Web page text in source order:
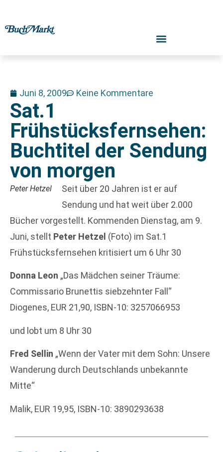
Juni 8, 2009 Keine Kommentare
Sat.1
Frühstücksfernsehen:
Buchtitel der Sendung
von morgen
Peter Hetzel
Seit über 20 Jahren ist er auf
Sendung und hat weit über 2.000
Bücher vorgestellt. Kommenden Dienstag, am 9.
Juni, stellt Peter Hetzel (Foto) im Sat.1
Frühstücksfernsehen kritisiert um 6 Uhr 30
Donna Leon „Das Mädchen seiner Träume:
Commissario Brunettis siebzehnter Fall“
Diogenes, EUR 21,90, ISBN-10: 3257066953
und lobt um 8 Uhr 30
Fred Sellin „Wenn der Vater mit dem Sohn: Unsere
Wanderung durch Deutschlands unbekannte
Mitte“
Malik, EUR 19,95, ISBN-10: 3890293638